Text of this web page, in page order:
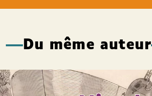
Du même auteur